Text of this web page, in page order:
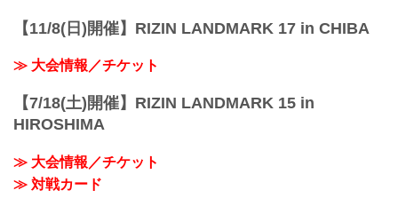
【11/8(日)開催】RIZIN LANDMARK 17 in CHIBA
≫ 大会情報／チケット
【7/18(土)開催】RIZIN LANDMARK 15 in
HIROSHIMA
≫ 大会情報／チケット
≫ 対戦カード